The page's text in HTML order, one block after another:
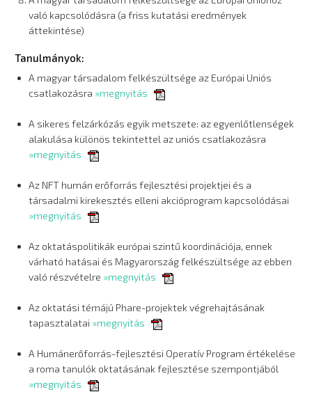
való kapcsolódásra (a friss kutatási eredmények
áttekintése)
Tanulmányok:
A magyar társadalom felkészültsége az Európai Uniós
csatlakozásra »megnyitás
A sikeres felzárkózás egyik metszete: az egyenlőtlenségek
alakulása különös tekintettel az uniós csatlakozásra
»megnyitás
Az NFT humán erőforrás fejlesztési projektjei és a
társadalmi kirekesztés elleni akcióprogram kapcsolódásai
»megnyitás
Az oktatáspolitikák európai szintű koordinációja, ennek
várható hatásai és Magyarország felkészültsége az ebben
való részvételre »megnyitás
Az oktatási témájú Phare-projektek végrehajtásának
tapasztalatai »megnyitás
A Humánerőforrás-fejlesztési Operatív Program értékelése
a roma tanulók oktatásának fejlesztése szempontjából
»megnyitás